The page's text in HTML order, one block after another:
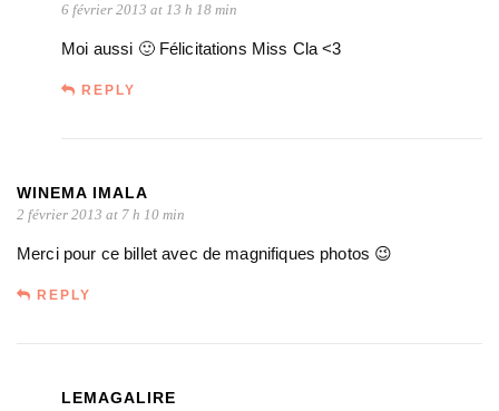
6 février 2013 at 13 h 18 min
Moi aussi 🙂 Félicitations Miss Cla <3
REPLY
WINEMA IMALA
2 février 2013 at 7 h 10 min
Merci pour ce billet avec de magnifiques photos 😉
REPLY
LEMAGALIRE